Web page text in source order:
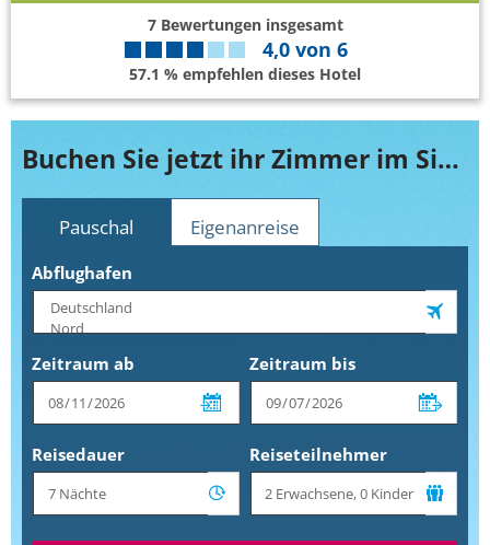
7Bewertungen insgesamt
4,0 von 6
57.1 % empfehlen dieses Hotel
Buchen Sie jetzt ihr Zimmer im Siesta Beach Apartments & Studios
Pauschal Eigenanreise
Abflughafen
Zeitraum ab Zeitraum bis
Reisedauer Reiseteilnehmer